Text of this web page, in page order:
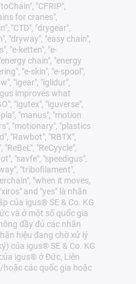
"CFRIP",
for cranes",
"CTD", "drygear",
"dryway", "easy chain",
"e-ketten", "e-
chain", "energy
"e-skin", "e-spool",
"igear", "iglidur",
improves what
"igutex", "iguverse",
"manus", "motion
"motionary", "plastics
"Rawbot", "RBTX",
"ReCyycle",
"savfe", "speedigus",
"tribofilament",
"when it moves,
and "yes" là nhãn
của igus® SE & Co. KG
và ở một số quốc gia
đầy đủ các nhãn
hiệu đang chờ xử lý
của igus® SE & Co. KG
igus® ở Đức, Liên
hoặc các quốc gia hoặc